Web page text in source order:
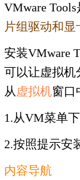
VMware
片组驱动和
安装VMware
可以让虚拟机
从虚拟机窗口
1.从VM菜单
2.按照提示安
内容导航